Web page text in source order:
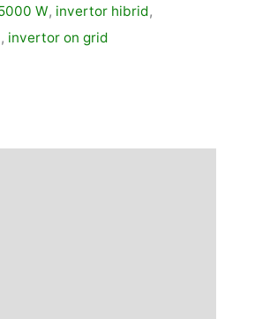
W, invertor hibrid,
, invertor on grid